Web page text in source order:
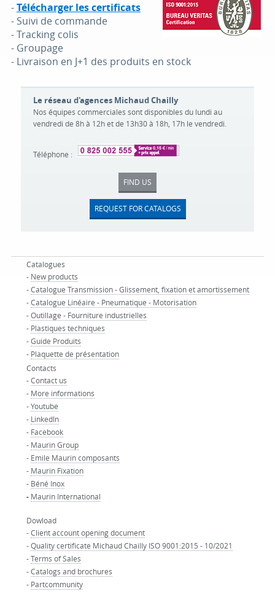
-Télécharger les certificats
- Suivi de commande
- Tracking colis
- Groupage
- Livraison en J+1 des produits en stock
Le réseau d'agences Michaud Chailly
Nos équipes commerciales sont disponibles du lundi au
vendredi de 8h à 12h et de 13h30 à 18h, 17h le vendredi.
Téléphone :
FIND US
REQUEST FOR CATALOGS
Catalogues
- New products
-Catalogue Transmission - Glissement, fixation et amortissement
-Catalogue Linéaire - Pneumatique - Motorisation
-Outillage - Fourniture industrielles
- Plastiques techniques
-Guide Produits
- Plaquette de présentation
Contacts
-Contact us
- More informations
-Youtube
- LinkedIn
- Facebook
- Maurin Group
- Emile Maurin composants
- Maurin Fixation
- Béné Inox
- Maurin International
Dowload
-Client account opening document
-Quality certificate Michaud Chailly ISO 9001:2015 - 10/2021
-Terms of Sales
-Catalogs and brochures
- Partcommunity